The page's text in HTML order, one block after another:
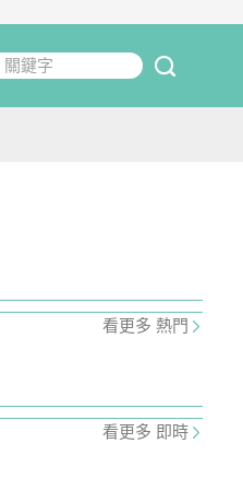
關鍵字
看更多 熱門
看更多 即時